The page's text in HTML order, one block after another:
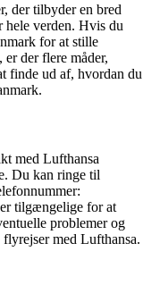
der tilbyder en bred
hele verden. Hvis du
for at stille
der flere måder,
finde ud af, hvordan du
med Lufthansa
Du kan ringe til
tilgængelige for at
problemer og
med Lufthansa.